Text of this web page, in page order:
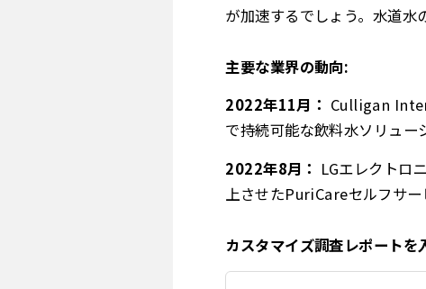
が加速するでしょう。水道水
主要な業界の動向:
2022年11月： Culligan
で持続可能な飲料水ソリュー
2022年8月： LGエレクトロ
上させたPuriCareセルフサー
カスタマイズ調査レポートを